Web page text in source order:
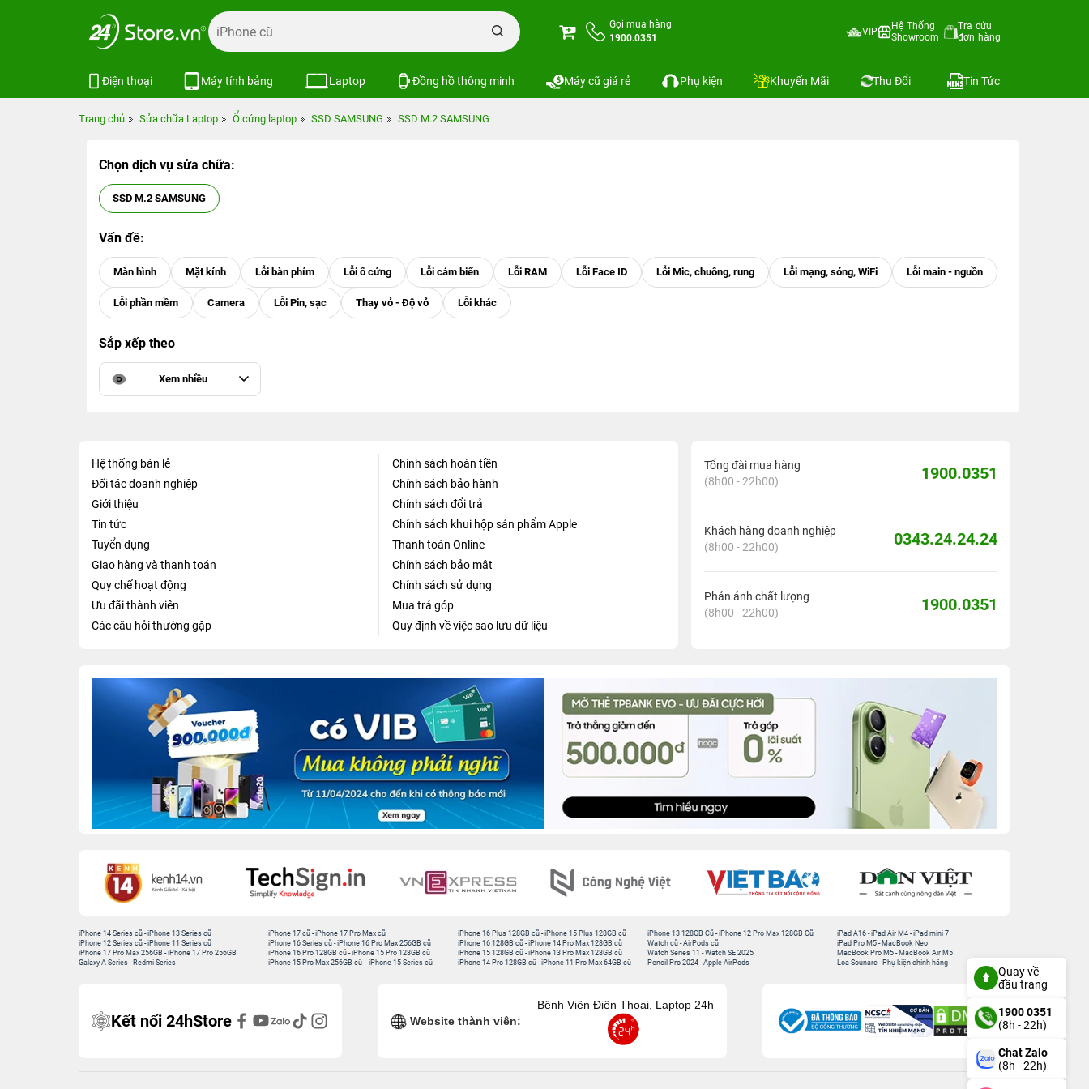
Gọi mua hàng
1900.0351
VIP
Hệ Thống
Showroom
Tra cứu
đơn hàng
Điện thoại Máy tính bảng Laptop Đồng hồ thông minh Máy cũ giá rẻ Phụ kiện Khuyến Mãi Thu Đổi Tin Tức
Trang chủ Sửa chữa Laptop Ổ cứng laptop SSD SAMSUNG SSD M.2 SAMSUNG
Chọn dịch vụ sửa chữa:
SSD M.2 SAMSUNG
Vấn đề:
Sắp xếp theo
Xem nhiều
Hệ thống bán lẻ
Đối tác doanh nghiệp
Giới thiệu
Tin tức
Tuyển dụng
Giao hàng và thanh toán
Quy chế hoạt động
Ưu đãi thành viên
Các câu hỏi thường gặp
Chính sách hoàn tiền
Chính sách bảo hành
Chính sách đổi trả
Chính sách khui hộp sản phẩm Apple
Thanh toán Online
Chính sách bảo mật
Chính sách sử dụng
Mua trả góp
Quy định về việc sao lưu dữ liệu
Tổng đài mua hàng
(8h00 - 22h00)
1900.0351
Khách hàng doanh nghiệp
(8h00 - 22h00)
0343.24.24.24
Phản ánh chất lượng
(8h00 - 22h00)
1900.0351
iPhone 14 Series cũ -iPhone 13 Series cũ
iPhone 12 Series cũ -iPhone 11 Series cũ
iPhone 17 Pro Max 256GB -iPhone 17 Pro 256GB
Galaxy A Series - Redmi Series
iPhone 17 cũ -iPhone 17 Pro Max cũ
iPhone 16 Series cũ - iPhone 16 Pro Max 256GB cũ
iPhone 16 Pro 128GB cũ -iPhone 15 Pro 128GB cũ
iPhone 15 Pro Max 256GB cũ - iPhone 15 Series cũ
iPhone 16 Plus 128GB cũ -iPhone 15 Plus 128GB cũ
iPhone 16 128GB cũ -iPhone 14 Pro Max 128GB cũ
iPhone 15 128GB cũ -iPhone 13 Pro Max 128GB cũ
iPhone 14 Pro 128GB cũ -iPhone 11 Pro Max 64GB cũ
iPhone 13 128GB Cũ -iPhone 12 Pro Max 128GB Cũ
Watch cũ -AirPods cũ
Watch Series 11 -Watch SE 2025
Pencil Pro 2024 -Apple AirPods
iPad A16 -iPad Air M4 -iPad mini 7
iPad Pro M5 - MacBook Neo
MacBook Pro M5 - MacBook Air M5
Loa Sounarc - Phụ kiện chính hãng
Kết nối 24hStore Website thành viên:
Bệnh Viện Điện Thoại, Laptop 24h
Quay về
đầu trang
1900 0351
(8h - 22h)
Chat Zalo
(8h - 22h)